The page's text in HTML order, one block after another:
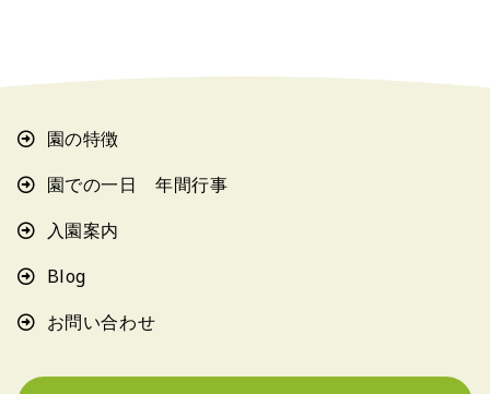
園の特徴
園での一日 年間行事
入園案内
Blog
お問い合わせ